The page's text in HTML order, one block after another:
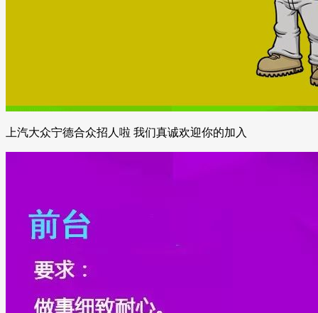
上汽大众宁德合众招人啦 我们真诚欢迎你的加入